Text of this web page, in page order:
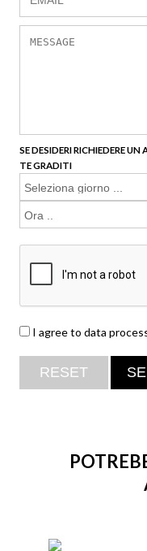
SE DESIDERI RICHIEDERE
TE GRADITI
I agree to data